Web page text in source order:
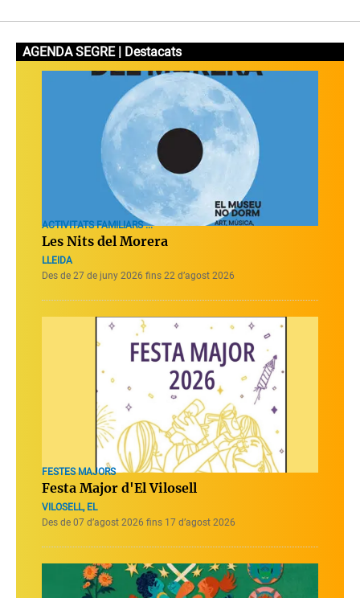
AGENDA SEGRE | Destacats
ACTIVITATS FAMILIARS ...
Les Nits del Morera
LLEIDA
Des de 27 de juny 2026 fins 22 d’agost 2026
FESTES MAJORS
Festa Major d'El Vilosell
VILOSELL, EL
Des de 07 d’agost 2026 fins 17 d’agost 2026